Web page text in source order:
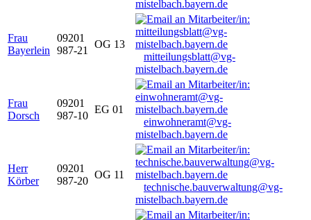
mistelbach.bayern.de
Frau
Bayerlein
09201
987-21
OG 13
mitteilungsblatt@vg-
mistelbach.bayern.de
Frau
Dorsch
09201
987-10
EG 01
einwohneramt@vg-
mistelbach.bayern.de
Herr
Körber
09201
987-20
OG 11
technische.bauverwaltung@vg-
mistelbach.bayern.de